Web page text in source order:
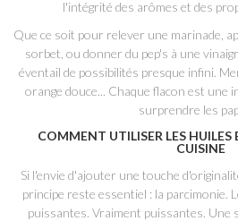
l'intégrité des arômes et des
Que ce soit pour relever une marinade,
sorbet, ou donner du pep's à une
éventail de possibilités presque infini.
orange douce... Chaque flacon est une
surprendre les
COMMENT UTILISER LES HUILES
CUISINE
Si l'envie d'ajouter une touche
principe reste essentiel : la parcimonie.
puissantes. Vraiment puissantes. Une